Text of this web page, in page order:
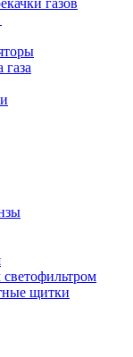
газов
газа
щитки